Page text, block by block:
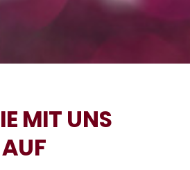
MIT UNS